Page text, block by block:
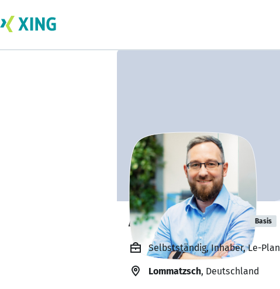
André Lehmann Basis
Selbstständig, Inhaber, Le-Plan
Lommatzsch, Deutschland